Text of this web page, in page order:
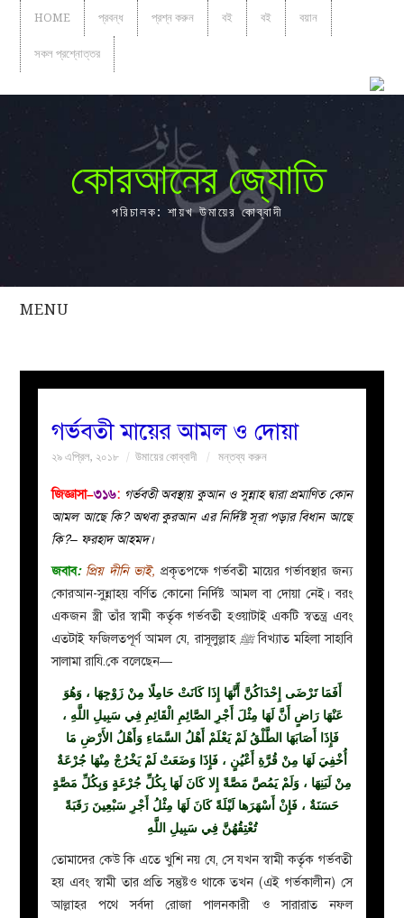
HOME প্রবন্ধ প্রশ্ন করুন বই বই বয়ান
সকল প্রশ্নোত্তর
কোরআনের জ্যোতি
পরিচালক: শায়খ উমায়ের কোব্বাদী
MENU
সকল
বয়ান
নারীদের
পাতা
মজলিস
করুন
গর্ভবতী মায়ের আমল ও দোয়া
২৯ এপ্রিল, ২০১৮ উমায়ের কোব্বাদী মন্তব্য করুন
জিজ্ঞাসা–৩১৬: গর্ভবতী অবস্থায় কুআন ও সুন্নাহ দ্বারা প্রমাণিত কোন
আমল আছে কি? অথবা কুরআন এর নির্দিষ্ট সূরা পড়ার বিধান আছে
কি?– ফরহাদ আহমদ।
জবাব: প্রিয় দীনি ভাই, প্রকৃতপক্ষে গর্ভবতী মায়ের গর্ভাবস্থার জন্য
কোরআন-সু্ন্নাহয় বর্ণিত কোনো নির্দিষ্ট আমল বা দোয়া নেই। বরং
একজন স্ত্রী তাঁর স্বামী কর্তৃক গর্ভবতী হওয়াটাই একটি স্বতন্ত্র এবং
এতটাই ফজিলতপূর্ণ আমল যে, রাসূলুল্লাহ ﷺ বিখ্যাত মহিলা সাহাবি
সালামা রাযি.কে বলেছেন—
أَفَمَا تَرْضَى إِحْدَاكُنَّ أَنَّهَا إِذَا كَانَتْ حَامِلًا مِنْ زَوْجِهَا ، وَهُوَ
عَنْهَا رَاضٍ أَنَّ لَهَا مِثْلَ أَجْرِ الصَّائِمِ الْقَائِمِ فِي سَبِيلِ اللَّهِ ،
فَإِذَا أَصَابَهَا الطَّلْقُ لَمْ يَعْلَمْ أَهْلُ السَّمَاءِ وَأَهْلُ الأَرْضِ مَا
أُخْفِيَ لَهَا مِنْ قُرَّةِ أَعْيُنٍ ، فَإِذَا وَضَعَتْ لَمْ يَخْرُجْ مِنْهَا جُرْعَةٌ
مِنْ لَبَنِهَا ، وَلَمْ يَمُصَّ مَصَّةً إِلا كَانَ لَهَا بِكُلِّ جُرْعَةٍ وَبِكُلِّ مَصَّةٍ
حَسَنَةٌ ، فَإِنْ أَسْهَرَها لَيْلَةً كَانَ لَهَا مِثْلُ أَجْرِ سَبْعِينَ رَقَبَةً
تُعْتِقُهُنَّ فِي سَبِيلِ اللَّهِ
তোমাদের কেউ কি এতে খুশি নয় যে, সে যখন স্বামী কর্তৃক গর্ভবতী
হয় এবং স্বামী তার প্রতি সন্তুষ্টও থাকে তখন (এই গর্ভকালীন) সে
আল্লাহর পথে সর্বদা রোজা পালনকারী ও সারারাত নফল